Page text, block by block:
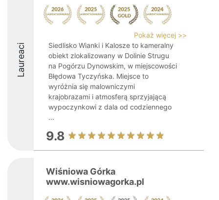
Laureaci
Pokaż więcej >>
Siedlisko Wianki i Kalosze to kameralny
obiekt zlokalizowany w Dolinie Strugu
na Pogórzu Dynowskim, w miejscowości
Błędowa Tyczyńska. Miejsce to
wyróżnia się malowniczymi
krajobrazami i atmosferą sprzyjającą
wypoczynkowi z dala od codziennego
...
9.8
Wiśniowa Górka
www.wisniowagorka.pl